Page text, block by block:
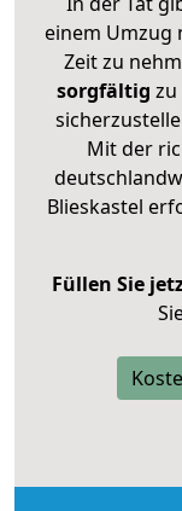
einem Umzug
Zeit zu
sorgfältig zu
Mit der
Blieskastel
Füllen Sie